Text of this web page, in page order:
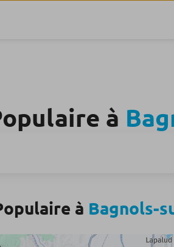
à
à Bagnols-